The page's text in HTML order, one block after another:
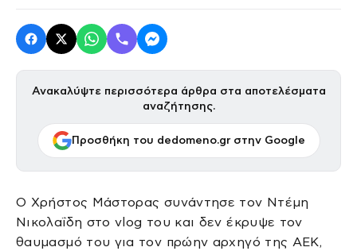
Ανακαλύψτε περισσότερα άρθρα στα αποτελέσματα
αναζήτησης.
Προσθήκη του dedomeno.gr στην Google
Ο Χρήστος Μάστορας συνάντησε τον Ντέμη
Νικολαΐδη στο vlog του και δεν έκρυψε τον
θαυμασμό του για τον πρώην αρχηγό της ΑΕΚ,